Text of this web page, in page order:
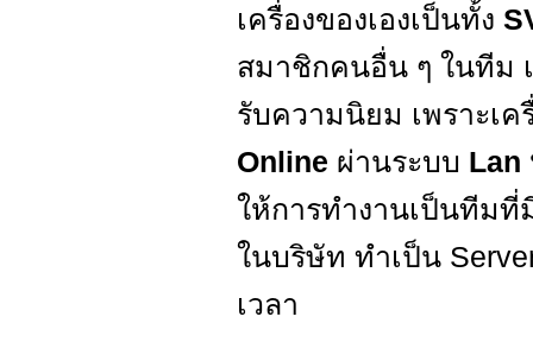
เครื่องของเองเป็นทั้ง
สมาชิกคนอื่น ๆ ในทีม
รับความนิยม เพราะเ
Online ผ่านระบบ Lan
ให้การทำงานเป็นทีมที่
ในบริษัท ทำเป็น
เวลา